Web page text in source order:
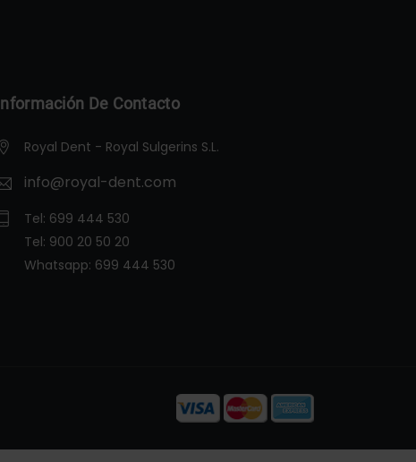
Información De Contacto
Royal Dent - Royal Sulgerins S.L.
info@royal-dent.com
Tel: 699 444 530
Tel: 900 20 50 20
Whatsapp: 699 444 530